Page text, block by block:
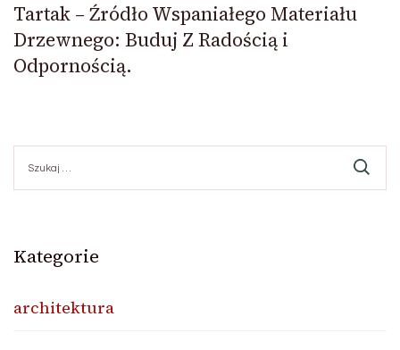
Tartak – Źródło Wspaniałego Materiału
Drzewnego: Buduj Z Radością i
Odpornością.
Kategorie
architektura